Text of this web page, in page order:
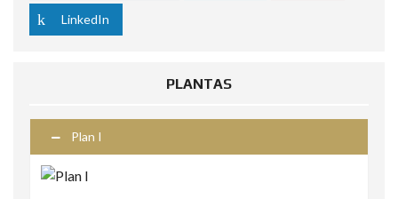
LinkedIn
PLANTAS
Plan I